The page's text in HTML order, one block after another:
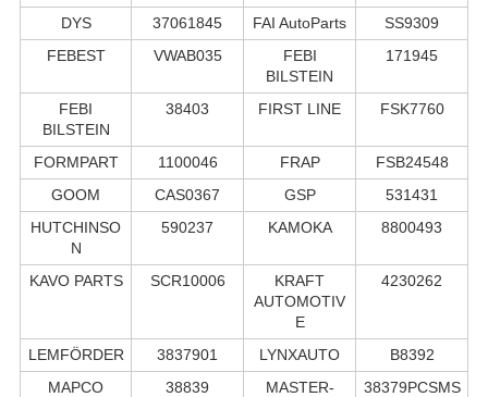
DYS
37061845 FAI AutoParts
SS9309
FEBEST
VWAB035
FEBI
BILSTEIN
171945
FEBI
BILSTEIN
38403 FIRST LINE FSK7760
FORMPART 1100046 FRAP
FSB24548
GOOM
CAS0367 GSP
531431
HUTCHINSO
N
590237 KAMOKA 8800493
KAVO PARTS SCR10006
KRAFT
AUTOMOTIV
E
4230262
LEMFÖRDER 3837901 LYNXAUTO
B8392
MAPCO
38839
MASTER-
38379PCSMS